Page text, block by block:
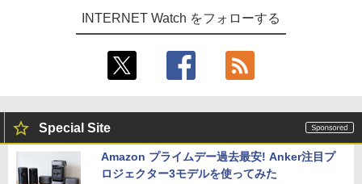
INTERNET Watch をフォローする
Special Site
Amazon プライムデー過去最安! Anker注目プ
ロジェクター3モデルを使ってみた